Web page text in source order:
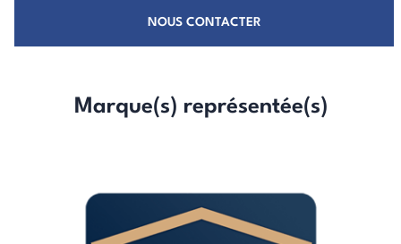
NOUS CONTACTER
Marque(s) représentée(s)